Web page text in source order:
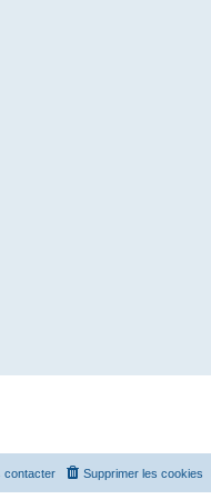
Supprimer les cookies
contacter